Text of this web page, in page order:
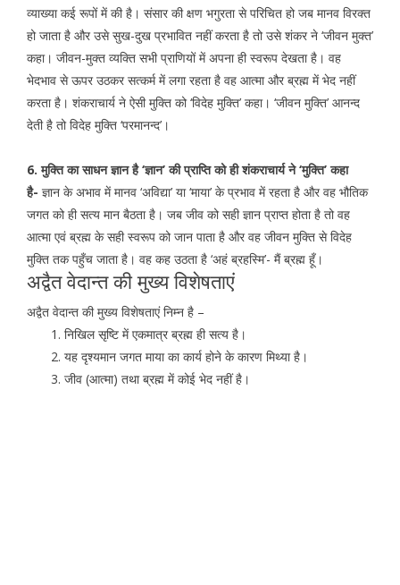
व्याख्या कई रूपों में की है। संसार की क्षण भगुरता से परिचित हो जब मानव विरक्त
हो जाता है और उसे सुख-दुख प्रभावित नहीं करता है तो उसे शंकर ने ‘जीवन मुक्त’
कहा। जीवन-मुक्त व्यक्ति सभी प्राणियों में अपना ही स्वरूप देखता है। वह
भेदभाव से ऊपर उठकर सत्कर्म में लगा रहता है वह आत्मा और ब्रह्म में भेद नहीं
करता है। शंकराचार्य ने ऐसी मुक्ति को ‘विदेह मुक्ति’ कहा। ‘जीवन मुक्ति’ आनन्द
देती है तो विदेह मुक्ति ‘परमानन्द’।
6. मुक्ति का साधन ज्ञान है ‘ज्ञान’ की प्राप्ति को ही शंकराचार्य ने ‘मुक्ति’ कहा
है- ज्ञान के अभाव में मानव ‘अविद्या’ या ‘माया’ के प्रभाव में रहता है और वह भौतिक
जगत को ही सत्य मान बैठता है। जब जीव को सही ज्ञान प्राप्त होता है तो वह
आत्मा एवं ब्रह्म के सही स्वरूप को जान पाता है और वह जीवन मुक्ति से विदेह
मुक्ति तक पहुँच जाता है। वह कह उठता है ‘अहं ब्रहस्मि’- मैं ब्रह्म हूँ।
अद्वैत वेदान्त की मुख्य विशेषताएं
अद्वैत वेदान्त की मुख्य विशेषताएं निम्न है –
निखिल सृष्टि में एकमात्र ब्रह्म ही सत्य है।
यह दृश्यमान जगत माया का कार्य होने के कारण मिथ्या है।
जीव (आत्मा) तथा ब्रह्म में कोई भेद नहीं है।